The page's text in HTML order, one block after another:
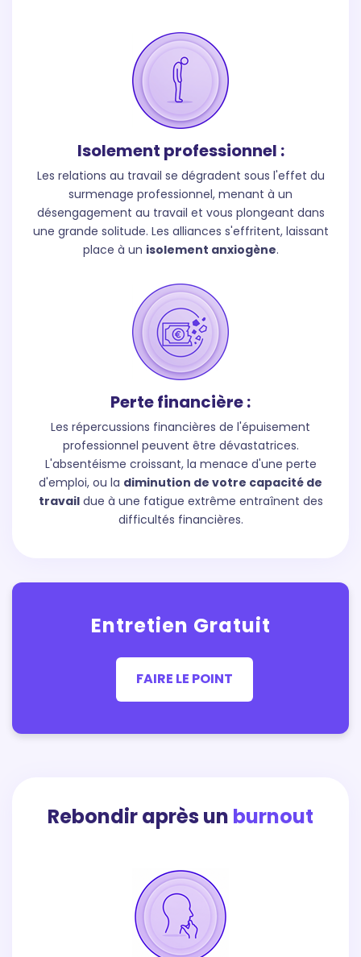
Isolement professionnel :
Les relations au travail se dégradent sous l'effet du
surmenage professionnel, menant à un
désengagement au travail et vous plongeant dans
une grande solitude. Les alliances s'effritent, laissant
place à un isolement anxiogène.
Perte financière :
Les répercussions financières de l'épuisement
professionnel peuvent être dévastatrices.
L'absentéisme croissant, la menace d'une perte
d'emploi, ou la diminution de votre capacité de
travaildue à une fatigue extrême entraînent des
difficultés financières.
Entretien Gratuit
FAIRE LE POINT
Rebondir après un burnout